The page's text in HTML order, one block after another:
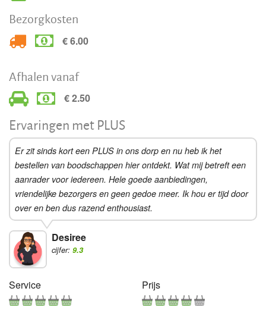
Bezorgkosten
€ 6.00
Afhalen vanaf
€ 2.50
Ervaringen met PLUS
Er zit sinds kort een PLUS in ons dorp en nu heb ik het
bestellen van boodschappen hier ontdekt. Wat mij betreft een
aanrader voor iedereen. Hele goede aanbiedingen,
vriendelijke bezorgers en geen gedoe meer. Ik hou er tijd door
over en ben dus razend enthousiast.
Desiree
cijfer: 9.3
Service Prijs